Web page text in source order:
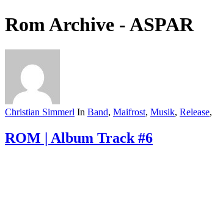
Rom Archive - ASPAR
Christian Simmerl In Band, Maifrost, Musik, Release,
ROM | Album Track #6